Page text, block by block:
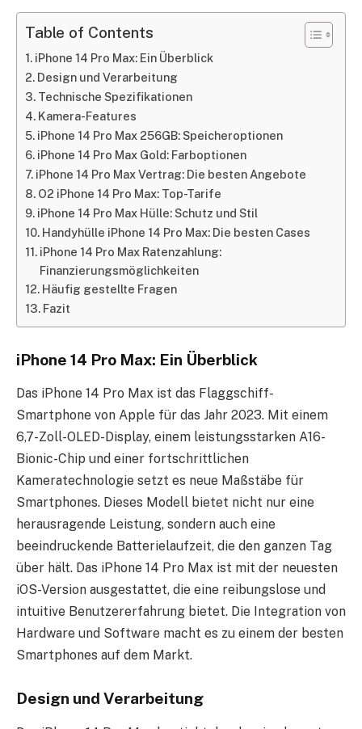
Table of Contents
iPhone 14 Pro Max: Ein Überblick
Design und Verarbeitung
Technische Spezifikationen
Kamera-Features
iPhone 14 Pro Max 256GB: Speicheroptionen
iPhone 14 Pro Max Gold: Farboptionen
iPhone 14 Pro Max Vertrag: Die besten Angebote
O2 iPhone 14 Pro Max: Top-Tarife
iPhone 14 Pro Max Hülle: Schutz und Stil
Handyhülle iPhone 14 Pro Max: Die besten Cases
iPhone 14 Pro Max Ratenzahlung:
Finanzierungsmöglichkeiten
Häufig gestellte Fragen
Fazit
iPhone 14 Pro Max: Ein Überblick
Das iPhone 14 Pro Max ist das Flaggschiff-
Smartphone von Apple für das Jahr 2023. Mit einem
6,7-Zoll-OLED-Display, einem leistungsstarken A16-
Bionic-Chip und einer fortschrittlichen
Kameratechnologie setzt es neue Maßstäbe für
Smartphones. Dieses Modell bietet nicht nur eine
herausragende Leistung, sondern auch eine
beeindruckende Batterielaufzeit, die den ganzen Tag
über hält. Das iPhone 14 Pro Max ist mit der neuesten
iOS-Version ausgestattet, die eine reibungslose und
intuitive Benutzererfahrung bietet. Die Integration von
Hardware und Software macht es zu einem der besten
Smartphones auf dem Markt.
Design und Verarbeitung